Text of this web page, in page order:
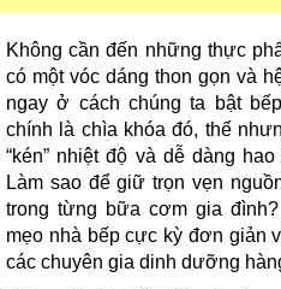
Không cần đến những thực
có một vóc dáng thon gọn và
ngay ở cách chúng ta bật
chính là chìa khóa đó, thế
“kén” nhiệt độ và dễ dàng
Làm sao để giữ trọn vẹn
trong từng bữa cơm gia
mẹo nhà bếp cực kỳ đơn giản
các chuyên gia dinh dưỡng